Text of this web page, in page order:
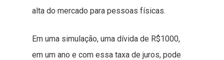
alta do mercado para pessoas físicas.
Em uma simulação, uma dívida de R$1000,
em um ano e com essa taxa de juros, pode